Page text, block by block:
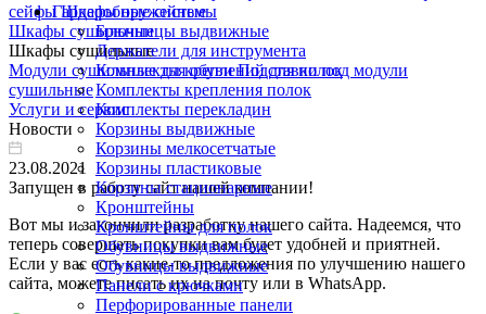
Гардеробные системы
Брючницы выдвижные
Держатели для инструмента
Комплекты креплений для полок
Комплекты крепления полок
Комплекты перекладин
Корзины выдвижные
Корзины мелкосетчатые
Корзины пластиковые
Корзины стационарные
Кронштейны
Кронштейны для полок
Обувницы выдвижные
Обувницы выдвижные
Панели с крючками
Перфорированные панели
сейфы Шкафы оружейные
Шкафы сушильные
Шкафы сушильные
Модули сушильные для обуви Подставки под модули
сушильные
Услуги и сервис
Новости
23.08.2021
Запущен в работу сайт нашей компании!
Вот мы и закончили разработку нашего сайта. Надеемся, что
теперь совершать покупки вам будет удобней и приятней.
Если у вас есть какие-то предложения по улучшению нашего
сайта, можете писать их на почту или в WhatsApp.